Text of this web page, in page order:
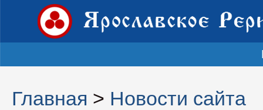
Главная > Новости сайта